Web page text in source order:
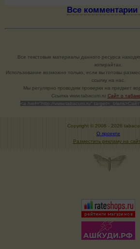
Все комментарии
Все текстовые материалы данного ресурса
копирайтах.
Использование возможно только, если вы готовы
ссылку на нас.
Мы регулярно проводим проверки на предмет
Cсылка www.tabacum.ru Сайт о
<a href="http://www.tabacum.ru"
Copyright © 2006 - 2026
О проекте
Разместить рекламу на